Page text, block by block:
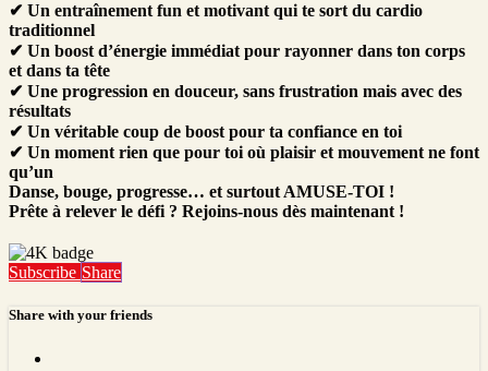
✔ Un entraînement fun et motivant qui te sort du cardio
traditionnel
✔ Un boost d’énergie immédiat pour rayonner dans ton corps
et dans ta tête
✔ Une progression en douceur, sans frustration mais avec des
résultats
✔ Un véritable coup de boost pour ta confiance en toi
✔ Un moment rien que pour toi où plaisir et mouvement ne font
qu’un
Danse, bouge, progresse… et surtout AMUSE-TOI !
Prête à relever le défi ? Rejoins-nous dès maintenant !
Subscribe Share
Share with your friends